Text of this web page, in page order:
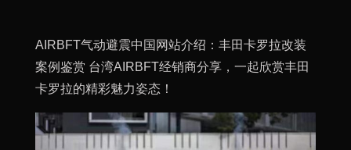
AIRBFT气动避震中国网站介绍：丰田卡罗拉改装
案例鉴赏 台湾AIRBFT经销商分享，一起欣赏丰田
卡罗拉的精彩魅力姿态！